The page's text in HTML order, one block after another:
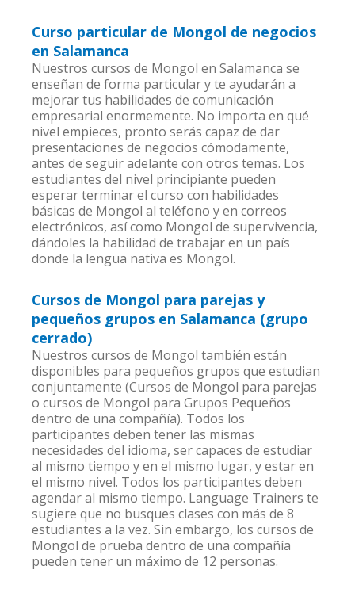
Curso particular de Mongol de negocios
en Salamanca
Nuestros cursos de Mongol en Salamanca se
enseñan de forma particular y te ayudarán a
mejorar tus habilidades de comunicación
empresarial enormemente. No importa en qué
nivel empieces, pronto serás capaz de dar
presentaciones de negocios cómodamente,
antes de seguir adelante con otros temas. Los
estudiantes del nivel principiante pueden
esperar terminar el curso con habilidades
básicas de Mongol al teléfono y en correos
electrónicos, así como Mongol de supervivencia,
dándoles la habilidad de trabajar en un país
donde la lengua nativa es Mongol.
Cursos de Mongol para parejas y
pequeños grupos en Salamanca (grupo
cerrado)
Nuestros cursos de Mongol también están
disponibles para pequeños grupos que estudian
conjuntamente (Cursos de Mongol para parejas
o cursos de Mongol para Grupos Pequeños
dentro de una compañía). Todos los
participantes deben tener las mismas
necesidades del idioma, ser capaces de estudiar
al mismo tiempo y en el mismo lugar, y estar en
el mismo nivel. Todos los participantes deben
agendar al mismo tiempo. Language Trainers te
sugiere que no busques clases con más de 8
estudiantes a la vez. Sin embargo, los cursos de
Mongol de prueba dentro de una compañía
pueden tener un máximo de 12 personas.